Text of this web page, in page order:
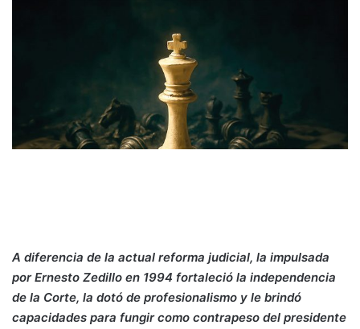
A diferencia de la actual reforma judicial, la impulsada
por Ernesto Zedillo en 1994 fortaleció la independencia
de la Corte, la dotó de profesionalismo y le brindó
capacidades para fungir como contrapeso del presidente